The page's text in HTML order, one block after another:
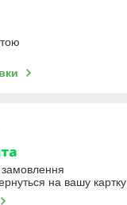
на вашу картку